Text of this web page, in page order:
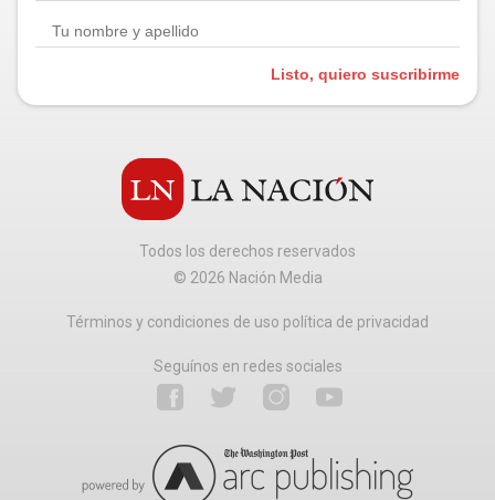
Listo, quiero suscribirme
Todos los derechos reservados
© 2026 Nación Media
Términos y condiciones de uso política de privacidad
Seguínos en redes sociales